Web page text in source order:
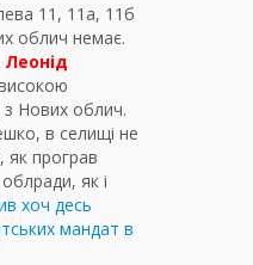
11, 11а, 11б
облич немає.
Леонід
з Нових облич.
в селищі не
як програв
як і
хоч десь
мандат в